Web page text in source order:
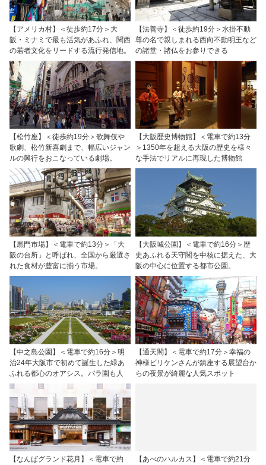
【アメリカ村】＜徒歩約17分＞大
阪・ミナミで最も活気があふれ、関西
の若者文化をリードする流行発信地。
【法善寺】＜徒歩約19分＞水掛不動
尊の名で親しまれる西向不動明王など
の諸堂・諸仏をお参りできる
【松竹座】＜徒歩約19分＞歌舞伎や
歌劇、松竹新喜劇まで、幅広いジャン
ルの興行をおこなっている劇場。
【大阪歴史博物館】＜電車で約13分
＞1350年を超える大阪の歴史を様々
な手法でリアルに再現した博物館
【黒門市場】＜電車で約13分＞「大
阪の台所」と呼ばれ、全国から厳選さ
れた食材が豊富に揃う市場。
【大阪城公園】＜電車で約16分＞歴
史あふれる天守閣を中核に据えた、大
阪の中心に位置する都市公園。
【中之島公園】＜電車で約16分＞明
治24年大阪市で初めて誕生した緑あ
ふれる都心のオアシス。バラ園も人
【通天閣】＜電車で約17分＞幸福の
神様ビリケンさんが鎮座する展望台か
らの夜景が綺麗な人気スポット
【なんばグランド花月】＜電車で約
【あべのハルカス】＜電車で約21分